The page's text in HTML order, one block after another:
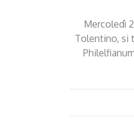
Mercoledì
Tolentino, si